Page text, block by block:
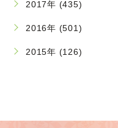
2017年 (435)
2016年 (501)
2015年 (126)